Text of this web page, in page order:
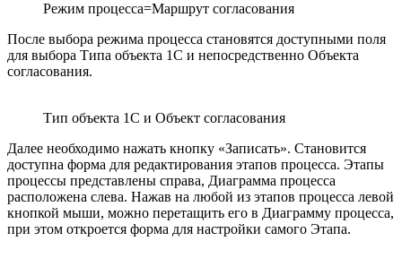
Режим процесса=Маршрут согласования
После выбора режима процесса становятся доступными поля
для выбора Типа объекта 1С и непосредственно Объекта
согласования.
Тип объекта 1С и Объект согласования
Далее необходимо нажать кнопку «Записать». Становится
доступна форма для редактирования этапов процесса. Этапы
процессы представлены справа, Диаграмма процесса
расположена слева. Нажав на любой из этапов процесса левой
кнопкой мыши, можно перетащить его в Диаграмму процесса,
при этом откроется форма для настройки самого Этапа.